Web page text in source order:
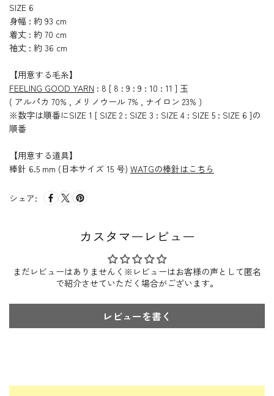
SIZE 6
身幅 : 約 93 cm
着丈 : 約 70 cm
袖丈 : 約 36 cm
【用意する毛糸】
FEELING GOOD YARN : 8 [ 8 : 9 : 9 : 10 : 11 ] 玉
( アルパカ 70% , メリノウール 7% , ナイロン 23% )
※数字は順番にSIZE 1 [ SIZE 2 : SIZE 3 : SIZE 4 : SIZE 5 : SIZE 6 ]の
順番
【用意する道具】
棒針 6.5 mm (日本サイズ 15 号) WATGの棒針はこちら
シェア:
カスタマーレビュー
まだレビューはありませんく※レビューはお客様の声として匿名
で紹介させていただく場合がございます。
レビューを書く